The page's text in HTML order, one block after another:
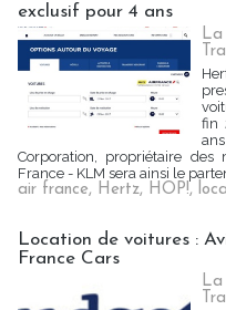
exclusif pour 4 ans
La
fin
Corporation, propriétaire
France - KLM sera ainsi le
air france, Hertz, HOP!,
Location de voitures :
France Cars
La